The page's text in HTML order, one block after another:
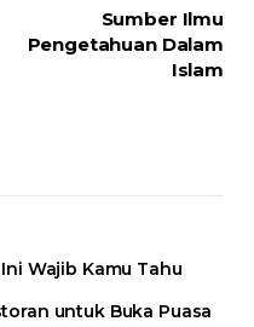
Sumber Ilmu
Pengetahuan Dalam
Islam
Wajib Kamu Tahu
untuk Buka Puasa